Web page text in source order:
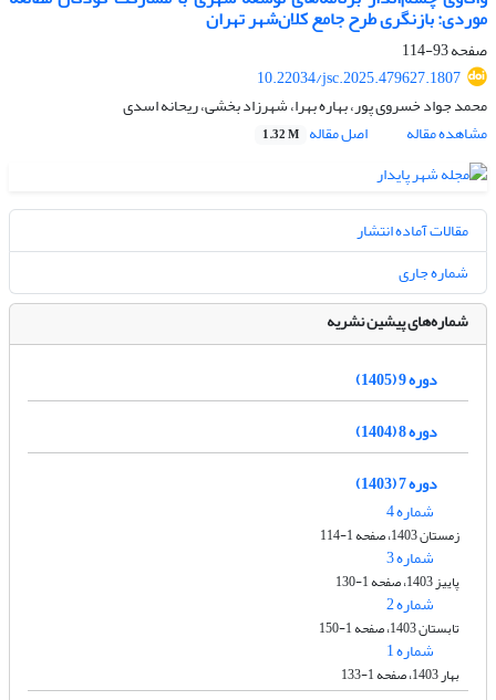
موردی: بازنگری طرح جامع کلان‌شهر تهران
صفحه93-114
10.22034/jsc.2025.479627.1807
محمد جواد خسروی پور، بهاره بهرا، شهرزاد بخشی، ریحانه اسدی
مشاهده مقاله
اصل مقاله 1.32 M
مقالات آماده انتشار
شماره جاری
شماره‌های پیشین نشریه
دوره 9 (1405)
دوره 8 (1404)
دوره 7 (1403)
شماره 4
زمستان 1403، صفحه 1-114
شماره 3
پاییز 1403، صفحه 1-130
شماره 2
تابستان 1403، صفحه 1-150
شماره 1
بهار 1403، صفحه 1-133